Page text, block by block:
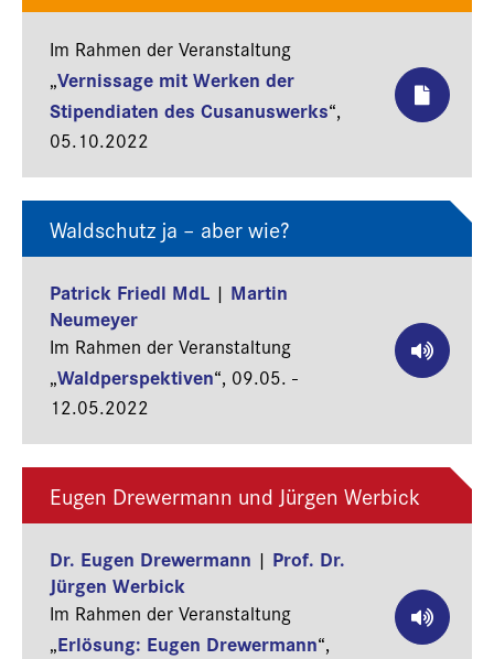
Im Rahmen der Veranstaltung
„Vernissage mit Werken der
Stipendiaten des Cusanuswerks“,
05.10.2022
Waldschutz ja – aber wie?
Patrick Friedl MdL | Martin
Neumeyer
Im Rahmen der Veranstaltung
„Waldperspektiven“, 09.05. -
12.05.2022
Eugen Drewermann und Jürgen Werbick
Dr. Eugen Drewermann | Prof. Dr.
Jürgen Werbick
Im Rahmen der Veranstaltung
„Erlösung: Eugen Drewermann“,